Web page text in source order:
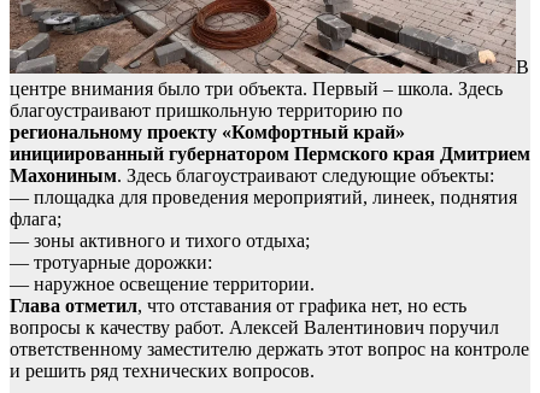
В
центре внимания было три объекта. Первый – школа. Здесь
благоустраивают пришкольную территорию по
региональному проекту «Комфортный край»
инициированный губернатором Пермского края Дмитрием
Махониным. Здесь благоустраивают следующие объекты:
— площадка для проведения мероприятий, линеек, поднятия
флага;
— зоны активного и тихого отдыха;
— тротуарные дорожки:
— наружное освещение территории.
Глава отметил, что отставания от графика нет, но есть
вопросы к качеству работ. Алексей Валентинович поручил
ответственному заместителю держать этот вопрос на контроле
и решить ряд технических вопросов.